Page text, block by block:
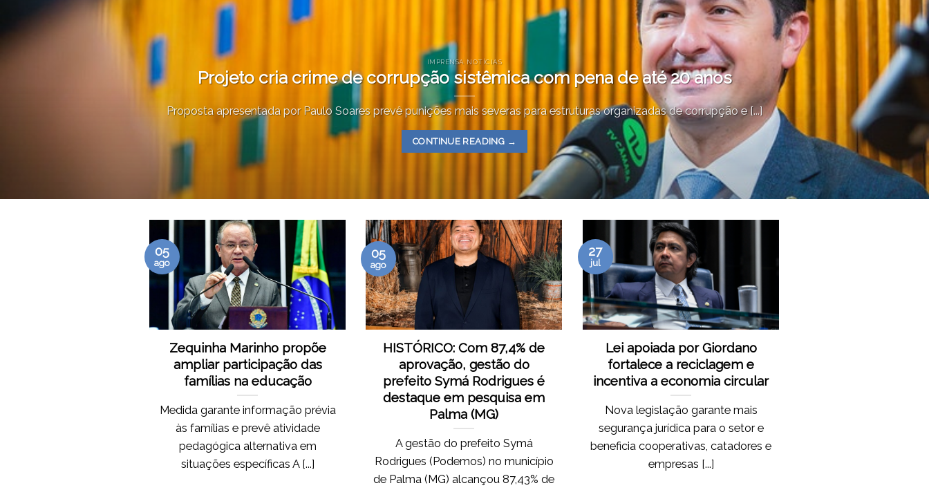
IMPRENSA NOTÍCIAS
Projeto cria crime de corrupção sistêmica com pena de até 20 anos
Proposta apresentada por Paulo Soares prevê punições mais severas para estruturas organizadas de corrupção e [...]
CONTINUE READING →
Zequinha Marinho propõe
ampliar participação das
famílias na educação
Medida garante informação prévia
às famílias e prevê atividade
pedagógica alternativa em
situações específicas A [...]
05
ago
HISTÓRICO: Com 87,4% de
aprovação, gestão do
prefeito Symá Rodrigues é
destaque em pesquisa em
Palma (MG)
A gestão do prefeito Symá
Rodrigues (Podemos) no município
de Palma (MG) alcançou 87,43% de
05
ago
Lei apoiada por Giordano
fortalece a reciclagem e
incentiva a economia circular
Nova legislação garante mais
segurança jurídica para o setor e
beneficia cooperativas, catadores e
empresas [...]
27
jul